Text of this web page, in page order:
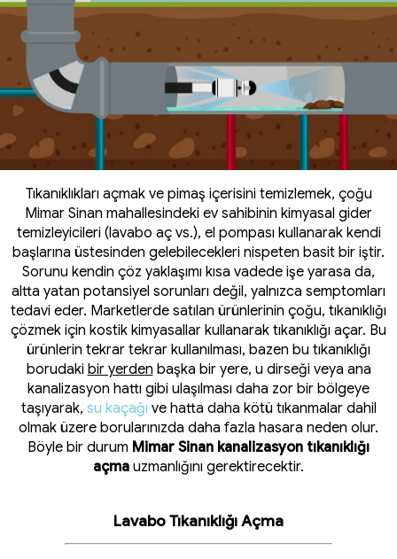
Tıkanıklıkları açmak ve pimaş içerisini temizlemek, çoğu
Mimar Sinan mahallesindeki ev sahibinin kimyasal gider
temizleyicileri (lavabo aç vs.), el pompası kullanarak kendi
başlarına üstesinden gelebilecekleri nispeten basit bir iştir.
Sorunu kendin çöz yaklaşımı kısa vadede işe yarasa da,
altta yatan potansiyel sorunları değil, yalnızca semptomları
tedavi eder. Marketlerde satılan ürünlerinin çoğu, tıkanıklığı
çözmek için kostik kimyasallar kullanarak tıkanıklığı açar. Bu
ürünlerin tekrar tekrar kullanılması, bazen bu tıkanıklığı
borudaki bir yerden başka bir yere, u dirseği veya ana
kanalizasyon hattı gibi ulaşılması daha zor bir bölgeye
taşıyarak, su kaçağı ve hatta daha kötü tıkanmalar dahil
olmak üzere borularınızda daha fazla hasara neden olur.
Böyle bir durum Mimar Sinan kanalizasyon tıkanıklığı
açma uzmanlığını gerektirecektir.
Lavabo Tıkanıklığı Açma